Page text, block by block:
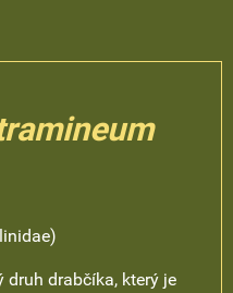
druh drabčíka, který je